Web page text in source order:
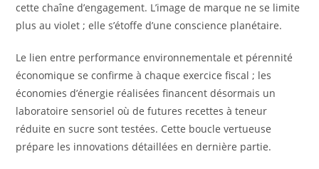
cette chaîne d’engagement. L’image de marque ne se limite
plus au violet ; elle s’étoffe d’une conscience planétaire.
Le lien entre performance environnementale et pérennité
économique se confirme à chaque exercice fiscal ; les
économies d’énergie réalisées financent désormais un
laboratoire sensoriel où de futures recettes à teneur
réduite en sucre sont testées. Cette boucle vertueuse
prépare les innovations détaillées en dernière partie.